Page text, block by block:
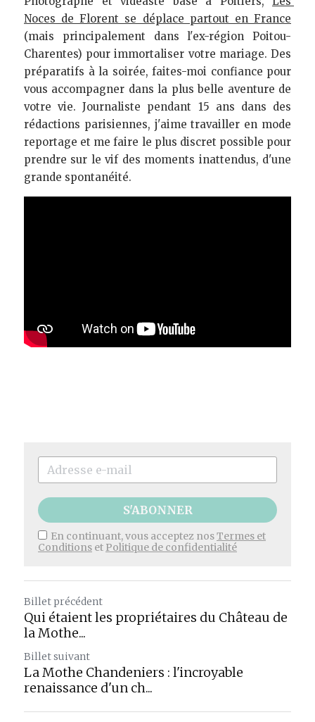
Noces de Florent se déplace partout en France
(mais principalement dans l'ex-région Poitou-
Charentes) pour immortaliser votre mariage. Des
préparatifs à la soirée, faites-moi confiance pour
vous accompagner dans la plus belle aventure de
votre vie. Journaliste pendant 15 ans dans des
rédactions parisiennes, j'aime travailler en mode
reportage et me faire le plus discret possible pour
prendre sur le vif des moments inattendus, d'une
grande spontanéité.
S'ABONNER
En continuant, vous acceptez nosTermes et
Conditions et Politique de confidentialité
Billet précédent
Qui étaient les propriétaires du Château de
la Mothe...
Billet suivant
La Mothe Chandeniers : l'incroyable
renaissance d'un ch...